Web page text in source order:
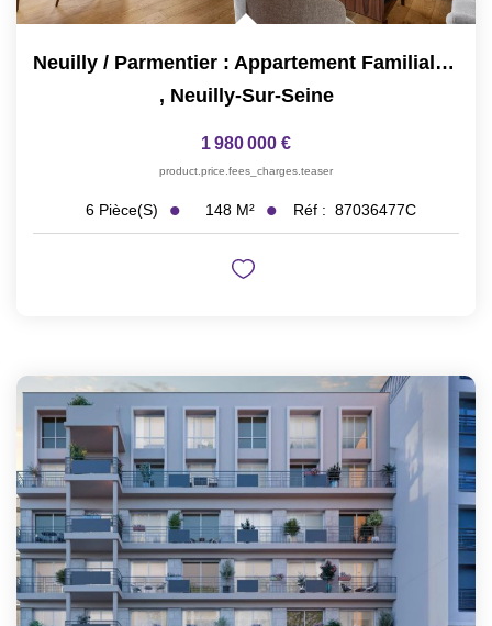
Neuilly / Parmentier : Appartement Familial Full Pasteur,...
, Neuilly-Sur-Seine
1 980 000 €
product.price.fees_charges.teaser
6 Pièce(s) 148 M² Réf : 87036477C